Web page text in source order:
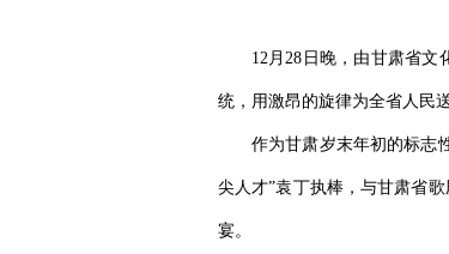
12月28日晚，由甘肃省文
统，用激昂的旋律为全省人民
作为甘肃岁末年初的标志
尖人才”袁丁执棒，与甘肃省
宴。